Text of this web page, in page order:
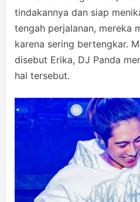
tindakannya dan siap
tengah perjalanan, mereka
karena sering bertengkar.
disebut Erika, DJ Panda
hal tersebut.